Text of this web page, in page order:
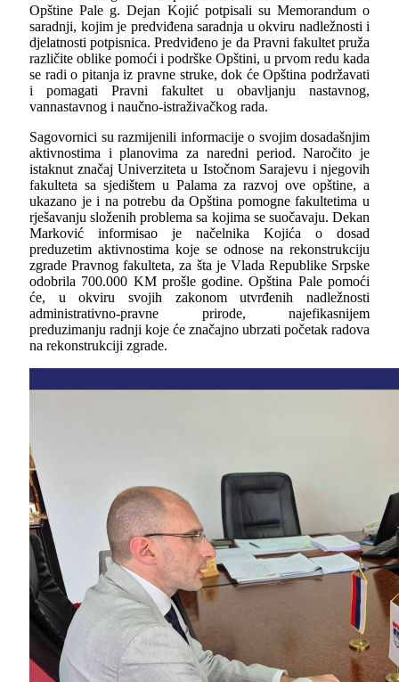
Opštine Pale g. Dejan Kojić potpisali su Memorandum o
saradnji, kojim je predviđena saradnja u okviru nadležnosti i
djelatnosti potpisnica. Predviđeno je da Pravni fakultet pruža
različite oblike pomoći i podrške Opštini, u prvom redu kada
se radi o pitanja iz pravne struke, dok će Opština podržavati
i pomagati Pravni fakultet u obavljanju nastavnog,
vannastavnog i naučno-istraživačkog rada.
Sagovornici su razmijenili informacije o svojim dosadašnjim
aktivnostima i planovima za naredni period. Naročito je
istaknut značaj Univerziteta u Istočnom Sarajevu i njegovih
fakulteta sa sjedištem u Palama za razvoj ove opštine, a
ukazano je i na potrebu da Opština pomogne fakultetima u
rješavanju složenih problema sa kojima se suočavaju. Dekan
Marković informisao je načelnika Kojića o dosad
preduzetim aktivnostima koje se odnose na rekonstrukciju
zgrade Pravnog fakulteta, za šta je Vlada Republike Srpske
odobrila 700.000 KM prošle godine. Opština Pale pomoći
će, u okviru svojih zakonom utvrđenih nadležnosti
administrativno-pravne prirode, najefikasnijem
preduzimanju radnji koje će značajno ubrzati početak radova
na rekonstrukciji zgrade.